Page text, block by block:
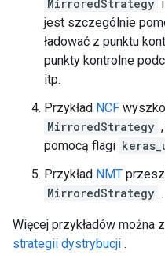
MirroredStrategy i
jest szczególnie
ładować z punktu
punkty kontrolne
itp.
Przykład NCF
MirroredStrategy
pomocą flagi
Przykład NMT
MirroredStrategy .
Więcej przykładów można
strategii dystrybucji .